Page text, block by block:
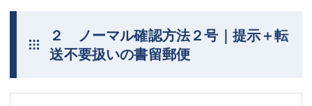
２ ノーマル確認方法２号｜提示＋転
送不要扱いの書留郵便